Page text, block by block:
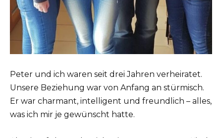
Peter und ich waren seit drei Jahren verheiratet.
Unsere Beziehung war von Anfang an stürmisch.
Er war charmant, intelligent und freundlich – alles,
was ich mir je gewünscht hatte.